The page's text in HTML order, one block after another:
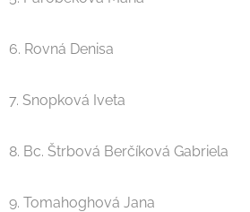
6. Rovná Denisa
7. Snopková Iveta
8. Bc. Štrbová Berčíková Gabriela
9. Tomahoghová Jana